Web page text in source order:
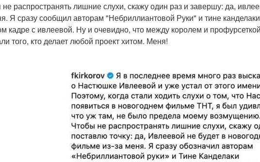
распространять лишние слухи, скажу один раз и завершу: да,
Я сразу сообщил авторам "Небриллиантовой Руки" и тине
кадре с ивлеевой. Ну и очевидно, что между королем и
того, кто делает любой проект хитом. Меня!